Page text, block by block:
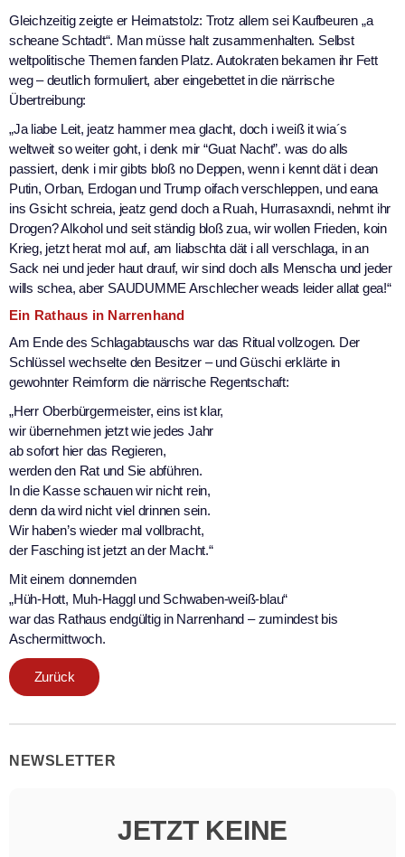
Gleichzeitig zeigte er Heimatstolz: Trotz allem sei Kaufbeuren „a
scheane Schtadt“. Man müsse halt zusammenhalten. Selbst
weltpolitische Themen fanden Platz. Autokraten bekamen ihr Fett
weg – deutlich formuliert, aber eingebettet in die närrische
Übertreibung:
„Ja liabe Leit, jeatz hammer mea glacht, doch i weiß it wia´s
weltweit so weiter goht, i denk mir “Guat Nacht”. was do alls
passiert, denk i mir gibts bloß no Deppen, wenn i kennt dät i dean
Putin, Orban, Erdogan und Trump oifach verschleppen, und eana
ins Gsicht schreia, jeatz gend doch a Ruah, Hurrasaxndi, nehmt ihr
Drogen? Alkohol und seit ständig bloß zua, wir wollen Frieden, koin
Krieg, jetzt herat mol auf, am liabschta dät i all verschlaga, in an
Sack nei und jeder haut drauf, wir sind doch alls Menscha und jeder
wills schea, aber SAUDUMME Arschlecher weads leider allat gea!“
Ein Rathaus in Narrenhand
Am Ende des Schlagabtauschs war das Ritual vollzogen. Der
Schlüssel wechselte den Besitzer – und Güschi erklärte in
gewohnter Reimform die närrische Regentschaft:
„Herr Oberbürgermeister, eins ist klar,
wir übernehmen jetzt wie jedes Jahr
ab sofort hier das Regieren,
werden den Rat und Sie abführen.
In die Kasse schauen wir nicht rein,
denn da wird nicht viel drinnen sein.
Wir haben’s wieder mal vollbracht,
der Fasching ist jetzt an der Macht.“
Mit einem donnernden
„Hüh-Hott, Muh-Haggl und Schwaben-weiß-blau“
war das Rathaus endgültig in Narrenhand – zumindest bis
Aschermittwoch.
Zurück
NEWSLETTER
JETZT KEINE